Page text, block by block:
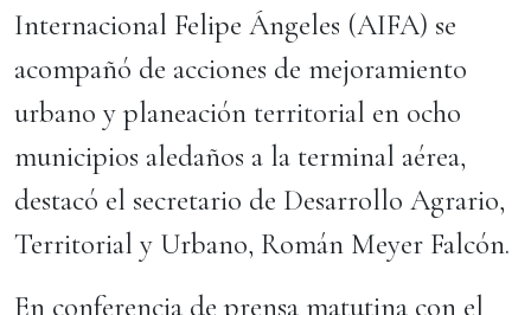
Internacional Felipe Ángeles (AIFA) se
acompañó de acciones de mejoramiento
urbano y planeación territorial en ocho
municipios aledaños a la terminal aérea,
destacó el secretario de Desarrollo Agrario,
Territorial y Urbano, Román Meyer Falcón.
En conferencia de prensa matutina con el